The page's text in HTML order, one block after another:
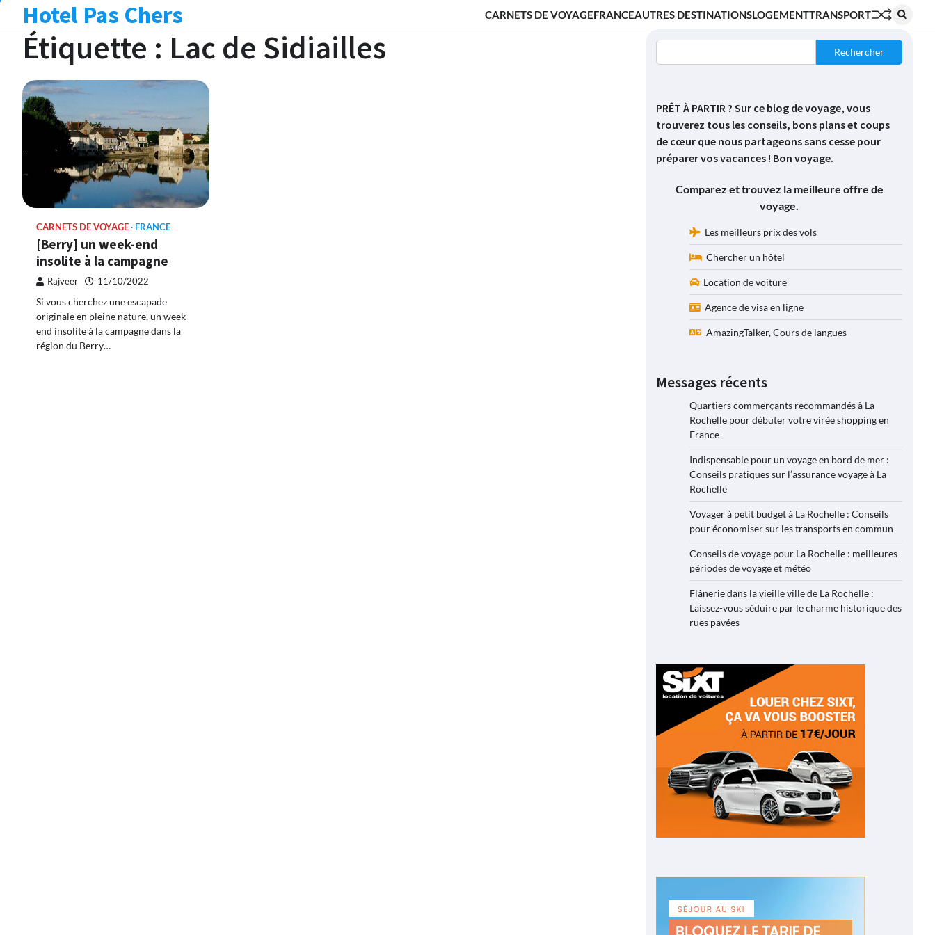
content
Hotel Pas Chers CARNETS DE VOYAGEFRANCEAUTRES DESTINATIONSLOGEMENTTRANSPORT
Étiquette : Lac de Sidiailles
CARNETS DE VOYAGE FRANCE
[Berry] un week-end
insolite à la campagne
Rajveer 11/10/2022
Si vous cherchez une escapade
originale en pleine nature, un week-
end insolite à la campagne dans la
région du Berry…
Rechercher
PRÊT À PARTIR ? Sur ce blog de voyage, vous
trouverez tous les conseils, bons plans et coups
de cœur que nous partageons sans cesse pour
préparer vos vacances ! Bon voyage.
Comparez et trouvez la meilleure offre de
voyage.
Les meilleurs prix des vols
Chercher un hôtel
Location de voiture
Agence de visa en ligne
AmazingTalker, Cours de langues
Messages récents
Quartiers commerçants recommandés à La
Rochelle pour débuter votre virée shopping en
France
Indispensable pour un voyage en bord de mer :
Conseils pratiques sur l’assurance voyage à La
Rochelle
Voyager à petit budget à La Rochelle : Conseils
pour économiser sur les transports en commun
Conseils de voyage pour La Rochelle : meilleures
périodes de voyage et météo
Flânerie dans la vieille ville de La Rochelle :
Laissez-vous séduire par le charme historique des
rues pavées